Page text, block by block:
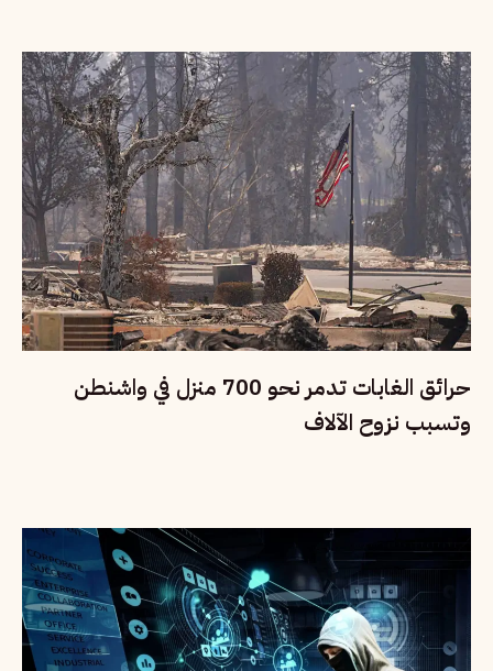
حرائق الغابات تدمر نحو 700 منزل في واشنطن
وتسبب نزوح الآلاف